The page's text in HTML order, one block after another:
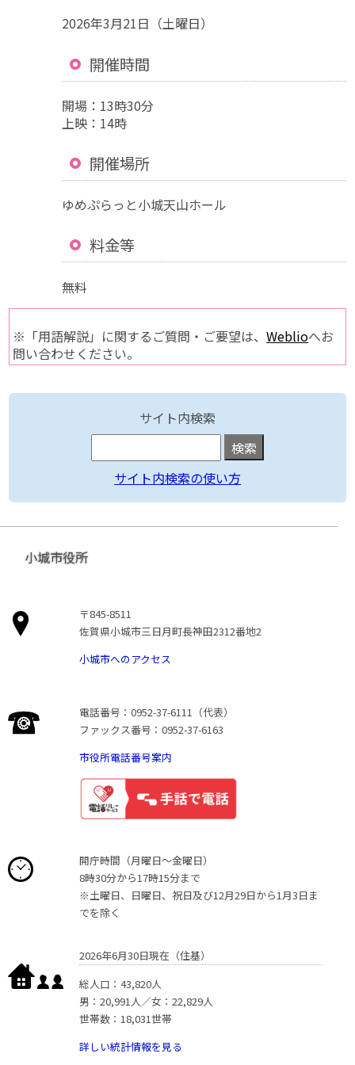
2026年3月21日（土曜日）
開催時間
開場：13時30分
上映：14時
開催場所
ゆめぷらっと小城天山ホール
料金等
無料
※「用語解説」に関するご質問・ご要望は、Weblioへお
問い合わせください。
サイト内検索
サイト内検索の使い方
小城市役所
〒845-8511
佐賀県小城市三日月町長神田2312番地2
小城市へのアクセス
電話番号：0952-37-6111（代表）
ファックス番号：0952-37-6163
市役所電話番号案内
開庁時間（月曜日〜金曜日）
8時30分から17時15分まで
※土曜日、日曜日、祝日及び12月29日から1月3日ま
でを除く
2026年6月30日現在（住基）
総人口：43,820人
男：20,991人／女：22,829人
世帯数：18,031世帯
詳しい統計情報を見る